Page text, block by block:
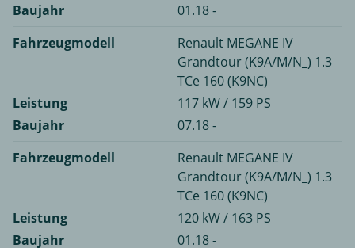
Baujahr
01.18 -
Fahrzeugmodell
Renault MEGANE IV
Grandtour (K9A/M/N_) 1.3
TCe 160 (K9NC)
Leistung
117 kW / 159 PS
Baujahr
07.18 -
Fahrzeugmodell
Renault MEGANE IV
Grandtour (K9A/M/N_) 1.3
TCe 160 (K9NC)
Leistung
120 kW / 163 PS
Baujahr
01.18 -